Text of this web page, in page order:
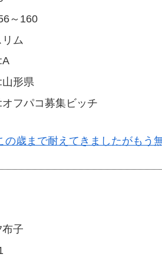
～160
ム
形県
オフパコ募集ビッチ
の歳まで耐えてきましたがもう
子